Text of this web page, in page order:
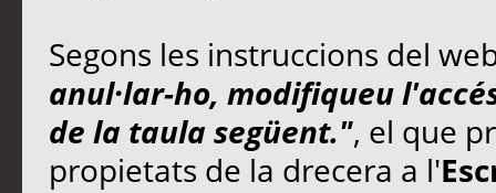
Segons les instruccions del
anul·lar-ho, modifiqueu
de la taula següent.", el que
propietats de la drecera a l'